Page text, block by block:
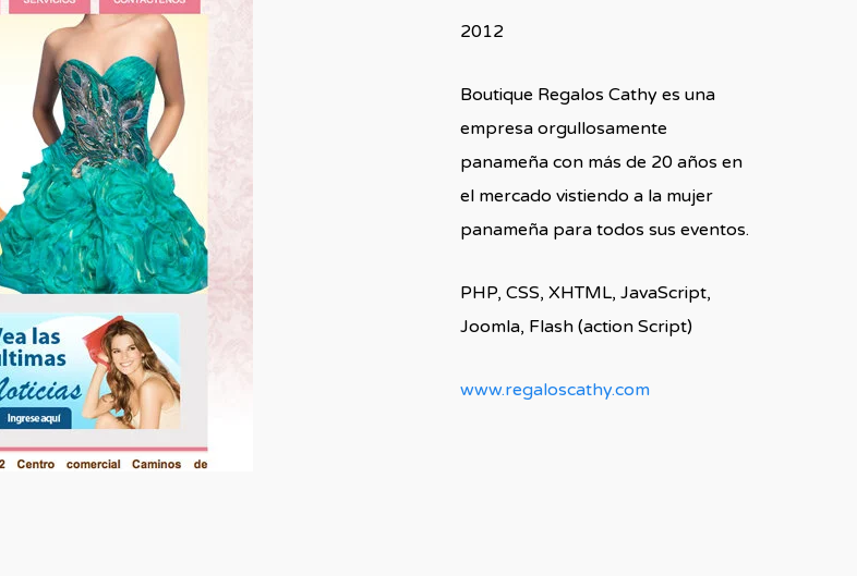
2012
Boutique Regalos Cathy es una
empresa orgullosamente
panameña con más de 20 años en
el mercado vistiendo a la mujer
panameña para todos sus eventos.
PHP, CSS, XHTML, JavaScript,
Joomla, Flash (action Script)
www.regaloscathy.com